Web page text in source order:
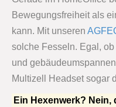
Bewegungsfreiheit als
kann. Mit unseren
solche Fesseln. Egal,
und
Multizell Headset sogar
Ein Hexenwerk? Nein,